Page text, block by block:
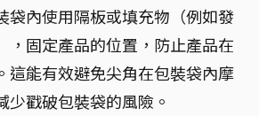
袋內使用隔板或填充物（例如發
，固定產品的位置，防止產品在
這能有效避免尖角在包裝袋內摩
少戳破包裝袋的風險。